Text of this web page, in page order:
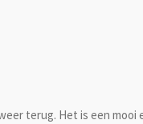
terug. Het is een mooi